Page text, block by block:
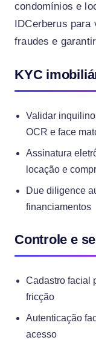
condomínios e
IDCerberus para
fraudes e
KYC
Validar
OCR e face
Assinatura
locação e
Due diligence
financiamentos
Controle e
Cadastro facial
fricção
Autenticação
acesso